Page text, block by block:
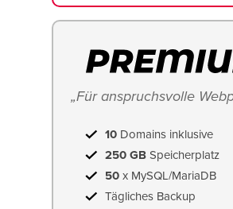
„Für anspruchsvolle
10 Domains inklusive
250 GB Speicherplatz
50 x MySQL/MariaDB
Tägliches Backup